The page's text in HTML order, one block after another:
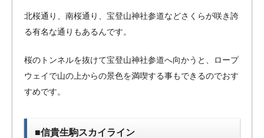
北桜通り、南桜通り、宝登山神社参道などさくらが咲き誇
る有名な通りもあるんです。
桜のトンネルを抜けて宝登山神社参道へ向かうと、ロープ
ウェイで山の上からの景色を満喫する事もできるのでおす
すめです。
■信貴生駒スカイライン